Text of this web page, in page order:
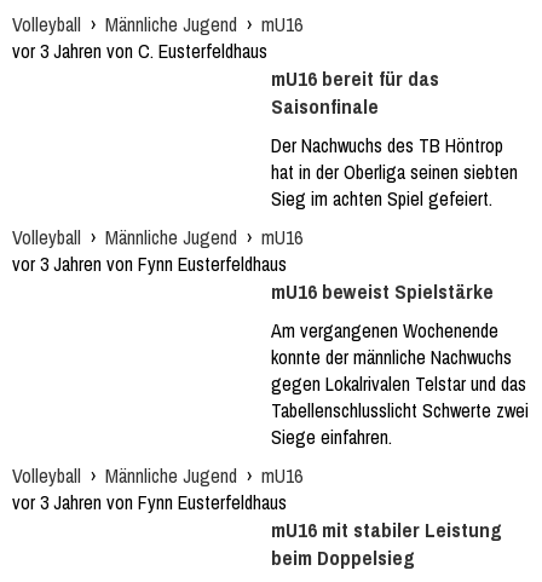
Volleyball › Männliche Jugend › mU16
vor 3 Jahren von C. Eusterfeldhaus
mU16 bereit für das
Saisonfinale
Der Nachwuchs des TB Höntrop
hat in der Oberliga seinen siebten
Sieg im achten Spiel gefeiert.
Volleyball › Männliche Jugend › mU16
vor 3 Jahren von Fynn Eusterfeldhaus
mU16 beweist Spielstärke
Am vergangenen Wochenende
konnte der männliche Nachwuchs
gegen Lokalrivalen Telstar und das
Tabellenschlusslicht Schwerte zwei
Siege einfahren.
Volleyball › Männliche Jugend › mU16
vor 3 Jahren von Fynn Eusterfeldhaus
mU16 mit stabiler Leistung
beim Doppelsieg